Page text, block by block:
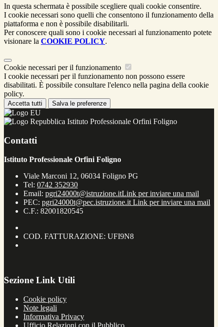
In questa schermata è possibile scegliere quali cookie consentire.
I cookie necessari sono quelli che consentono il funzionamento della
piattaforma e non è possibile disabilitarli.
Per conoscere quali sono i cookie necessari al funzionamento potete
visionare la COOKIE POLICY.
Cookie necessari per il funzionamento
I cookie necessari per il funzionamento non possono essere
disabilitati. È possibile consultare l'elenco nella pagina della cookie
policy.
Accetta tutti Salva le preferenze
Istituto Professionale Orfini Foligno
Contatti
Istituto Professionale Orfini Foligno
Viale Marconi 12, 06034 Foligno PG
Tel: 0742 352930
Email: pgri24000t@istruzione.itLink per inviare una mail
PEC: pgri24000t@pec.istruzione.it Link per inviare una mail
C.F.: 82001820545
COD. FATTURAZIONE: UFI9N8
Sezione Link Utili
Cookie policy
Note legali
Informativa Privacy
Ufficio Relazioni con il Pubblico